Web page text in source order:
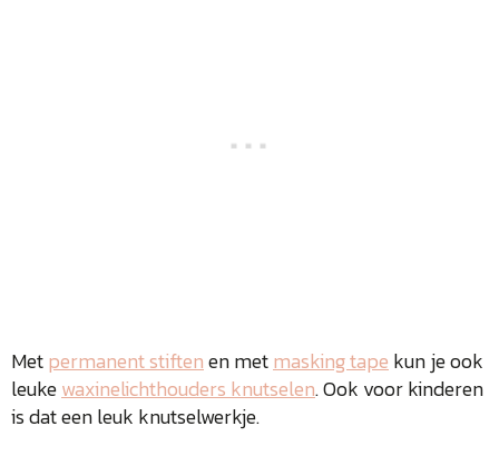
Metpermanent stiftenen metmasking tape kun je ook
leukewaxinelichthouders knutselen. Ook voor kinderen
is dat een leuk knutselwerkje.